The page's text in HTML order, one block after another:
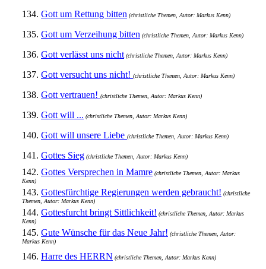
134. Gott um Rettung bitten (christliche Themen, Autor: Markus Kenn)
135. Gott um Verzeihung bitten (christliche Themen, Autor: Markus Kenn)
136. Gott verlässt uns nicht (christliche Themen, Autor: Markus Kenn)
137. Gott versucht uns nicht! (christliche Themen, Autor: Markus Kenn)
138. Gott vertrauen! (christliche Themen, Autor: Markus Kenn)
139. Gott will ... (christliche Themen, Autor: Markus Kenn)
140. Gott will unsere Liebe (christliche Themen, Autor: Markus Kenn)
141. Gottes Sieg (christliche Themen, Autor: Markus Kenn)
142. Gottes Versprechen in Mamre (christliche Themen, Autor: Markus
Kenn)
143. Gottesfürchtige Regierungen werden gebraucht! (christliche
Themen, Autor: Markus Kenn)
144. Gottesfurcht bringt Sittlichkeit! (christliche Themen, Autor: Markus
Kenn)
145. Gute Wünsche für das Neue Jahr! (christliche Themen, Autor:
Markus Kenn)
146. Harre des HERRN (christliche Themen, Autor: Markus Kenn)